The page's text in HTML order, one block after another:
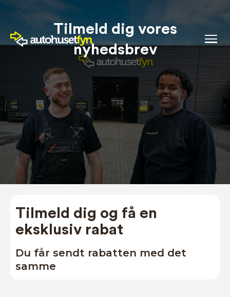
Tilmeld dig vores
nyhedsbrev
Tilmeld dig og få en
eksklusiv rabat
Du får sendt rabatten med det
samme